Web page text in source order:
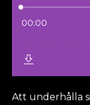
Att underhålla